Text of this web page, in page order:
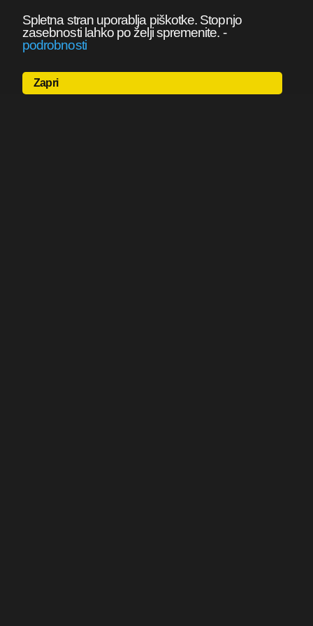
Spletna stran uporablja piškotke. Stopnjo
zasebnosti lahko po želji spremenite. -
podrobnosti
Zapri